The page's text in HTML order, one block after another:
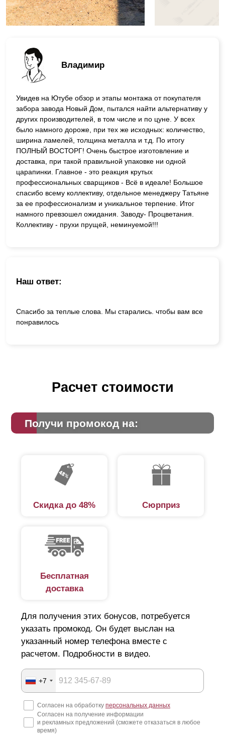
Владимир
Увидев на Ютубе обзор и этапы монтажа от покупателя
забора завода Новый Дом, пытался найти альтернативу у
других производителей, в том числе и по цуне. У всех
было намного дороже, при тех же исходных: количество,
ширина ламелей, толщина металла и т.д. По итогу
ПОЛНЫЙ ВОСТОРГ! Очень быстрое изготовление и
доставка, при такой правильной упаковке ни одной
царапинки. Главное - это реакция крутых
профессиональных сварщиков - Всё в идеале! Большое
спасибо всему коллективу, отдельное менеджеру Татьяне
за ее профессионализм и уникальное терпение. Итог
намного превзошел ожидания. Заводу- Процветания.
Коллективу - прухи прущей, неминуемой!!!
Наш ответ:
Спасибо за теплые слова. Мы старались. чтобы вам все
понравилось
Расчет стоимости
Получи промокод на:
Скидка до 48% Сюрприз
Бесплатная
доставка
Для получения этих бонусов, потребуется
указать промокод. Он будет выслан на
указанный номер телефона вместе с
расчетом. Подробности в видео.
+7
Согласен на обработку персональных данных
Согласен на получение информации
и рекламных предложений (сможете отказаться в любое
время)